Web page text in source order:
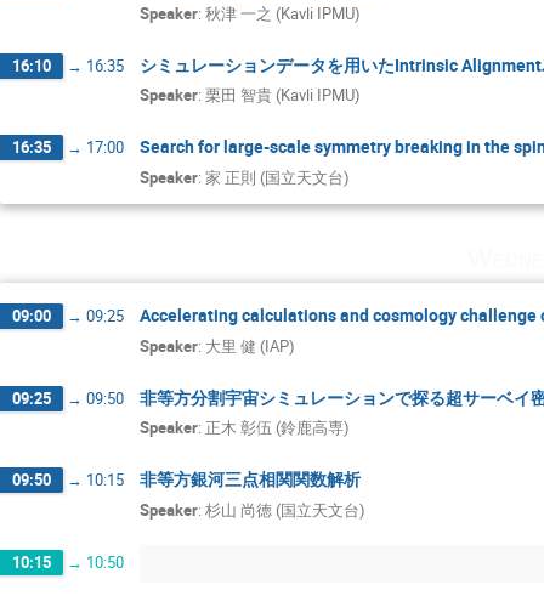
Speaker: 秋津 一之 (Kavli IPMU)
16:10 → 16:35 シミュレーションデータを用いたIntrinsic
Speaker: 栗田 智貴 (Kavli IPMU)
16:35 → 17:00 Search for large-scale symmetry breaking in the
Speaker: 家 正則 (国立天文台)
09:00 → 09:25 Accelerating calculations and cosmology
Speaker: 大里 健 (IAP)
09:25 → 09:50 非等方分割宇宙シミュレーションで探る超サーベイ
Speaker: 正木 彰伍 (鈴鹿高専)
09:50 → 10:15 非等方銀河三点相関関数解析
Speaker: 杉山 尚徳 (国立天文台)
10:15 → 10:50